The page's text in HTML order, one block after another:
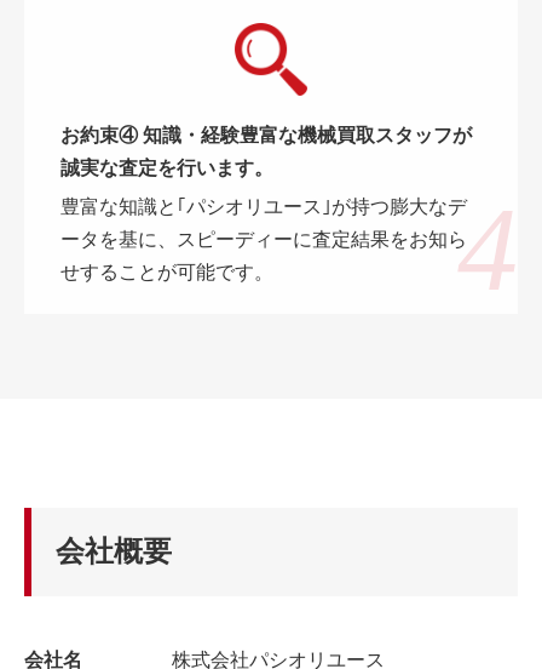
お約束④ 知識・経験豊富な機械買取スタッフが
誠実な査定を行います。
豊富な知識と｢パシオリユース｣が持つ膨大なデ
ータを基に、スピーディーに査定結果をお知ら
せすることが可能です。
会社概要
会社名 株式会社パシオリユース